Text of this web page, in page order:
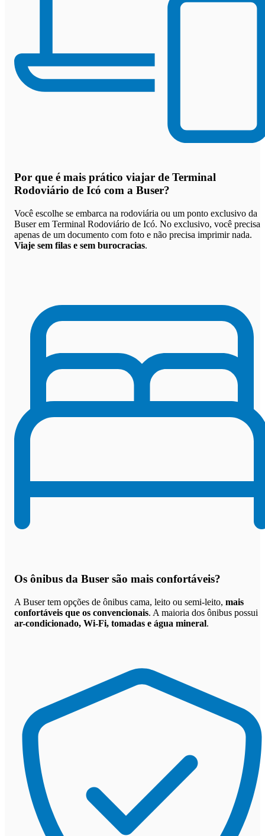
Por que é mais prático viajar de Terminal
Rodoviário de Icó com a Buser?
Você escolhe se embarca na rodoviária ou um ponto exclusivo da
Buser em Terminal Rodoviário de Icó. No exclusivo, você precisa
apenas de um documento com foto e não precisa imprimir nada.
Viaje sem filas e sem burocracias.
Os ônibus da Buser são mais confortáveis?
A Buser tem opções de ônibus cama, leito ou semi-leito, mais
confortáveis que os convencionais. A maioria dos ônibus possui
ar-condicionado, Wi-Fi, tomadas e água mineral.